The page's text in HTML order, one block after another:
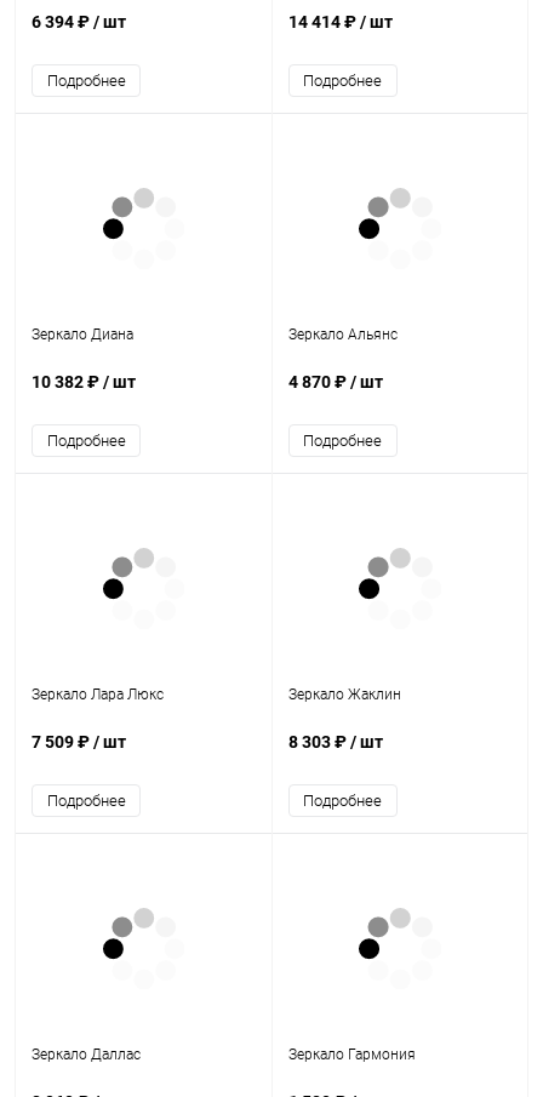
6 394 ₽/ шт
Подробнее
14 414 ₽/ шт
Подробнее
Зеркало Диана
10 382 ₽/ шт
Подробнее
Зеркало Альянс
4 870 ₽/ шт
Подробнее
Зеркало Лара Люкс
7 509 ₽/ шт
Подробнее
Зеркало Жаклин
8 303 ₽/ шт
Подробнее
Зеркало Даллас Зеркало Гармония